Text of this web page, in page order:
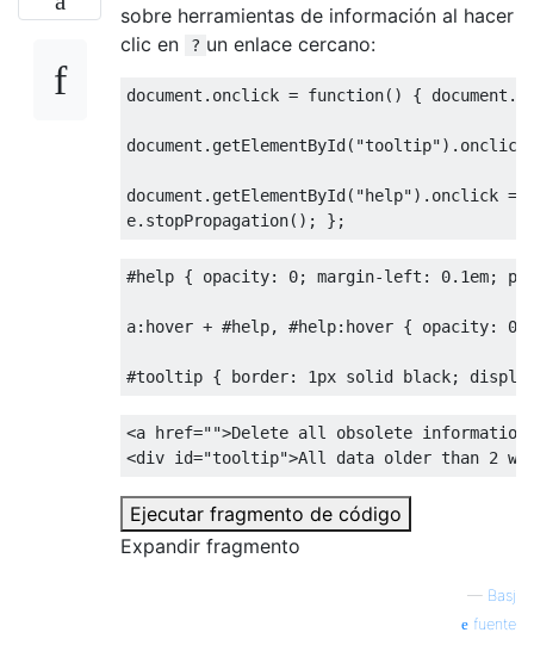
sobre herramientas de información al hacer
clic en
? un enlace cercano:
document . onclick = function() { document .
document . getElementById( "tooltip").
document . getElementById( "help"). onclick =
e. stopPropagation(); };
#help { opacity: 0; margin-left : 0.1em;
a: hover + #help, #help: hover { opacity:
#tooltip { border: 1px solid black;
<a href="">Delete all obsolete
<div id="tooltip">All data older than 2
Ejecutar fragmento de código
Expandir fragmento
— Basj
fuente